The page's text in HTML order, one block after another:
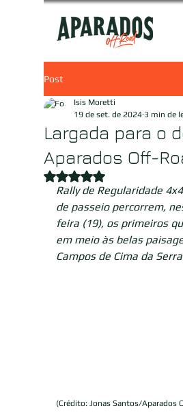
Post
Largada para o
Aparados Off-
Isis Moretti
19 de set. de 2024 3 min de
Avaliado com NaN de 5
Rally de Regularidade
de passeio percorrem,
feira (19), os primeiros
em meio às belas
Campos de Cima da
(Crédito: Jonas Santos/Aparados